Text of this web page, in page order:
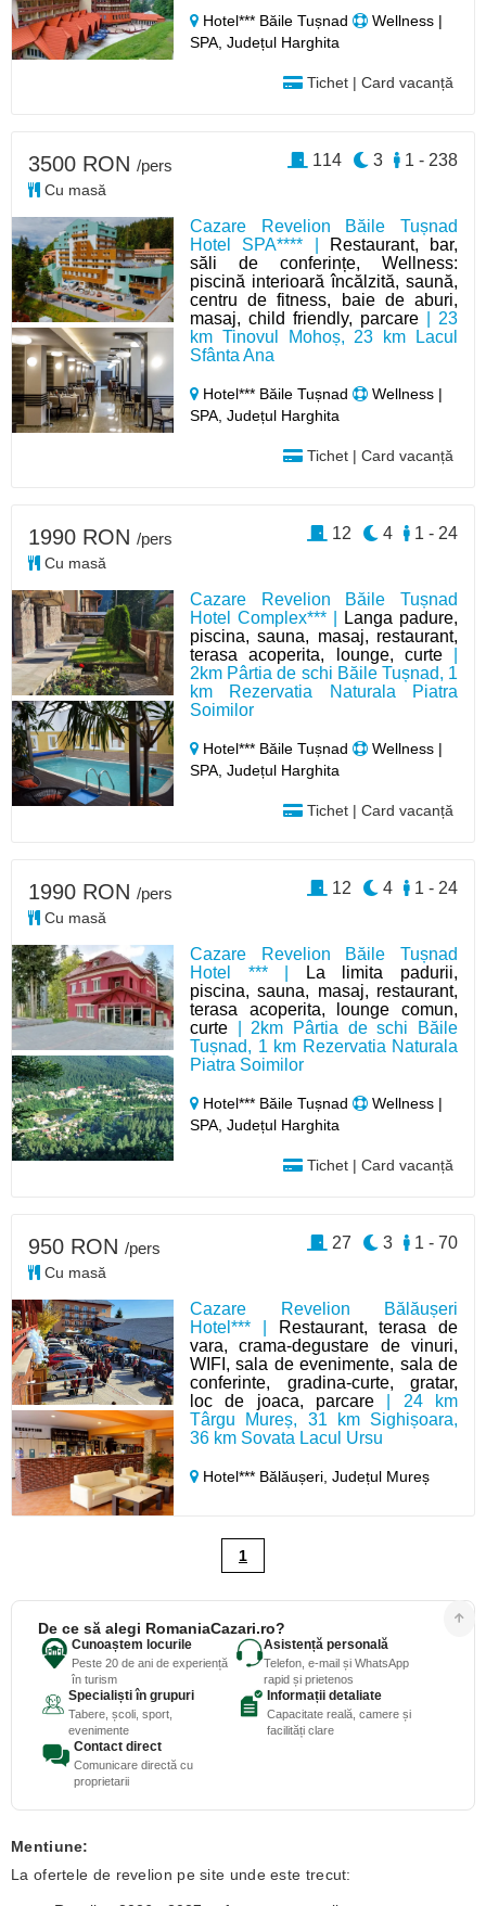
Hotel*** Băile Tușnad
Wellness |
SPA, Județul Harghita
Tichet | Card vacanță
Cazare Revelion Băile Tușnad
Hotel SPA**** |
Restaurant, bar,
săli de conferințe, Wellness:
piscină interioară încălzită, saună,
centru de fitness, baie de aburi,
masaj, child friendly, parcare | 23
km Tinovul Mohoș, 23 km Lacul
Sfânta Ana
Hotel*** Băile Tușnad
Wellness |
SPA, Județul Harghita
Tichet | Card vacanță
3500 RON /pers
Cu masă
1 - 238
3
114
Cazare Revelion Băile Tușnad
Hotel Complex*** |
Langa padure,
piscina, sauna, masaj, restaurant,
terasa acoperita, lounge, curte|
2km Pârtia de schi Băile Tușnad, 1
km Rezervatia Naturala Piatra
Soimilor
Hotel*** Băile Tușnad
Wellness |
SPA, Județul Harghita
Tichet | Card vacanță
1990 RON /pers
Cu masă
1 - 24
4
12
Cazare Revelion Băile Tușnad
Hotel *** |
La limita padurii,
piscina, sauna, masaj, restaurant,
terasa acoperita, lounge comun,
curte | 2km Pârtia de schi Băile
Tușnad, 1 km Rezervatia Naturala
Piatra Soimilor
Hotel*** Băile Tușnad
Wellness |
SPA, Județul Harghita
Tichet | Card vacanță
1990 RON /pers
Cu masă
1 - 24
4
12
Cazare Revelion Bălăușeri
Hotel*** |
Restaurant, terasa de
vara, crama-degustare de vinuri,
WIFI, sala de evenimente, sala de
conferinte, gradina-curte, gratar,
loc de joaca, parcare | 24 km
Târgu Mureș, 31 km Sighișoara,
36 km Sovata Lacul Ursu
Hotel*** Bălăușeri,Județul Mureș
950 RON /pers
Cu masă
1 - 70
3
27
1
De ce să alegi RomaniaCazari.ro?
Cunoaștem locurile
Peste 20 de ani de experiență
în turism
Asistență personală
Telefon, e-mail și WhatsApp
rapid și prietenos
Specialiști în grupuri
Tabere, școli, sport,
evenimente
Informații detaliate
Capacitate reală, camere și
facilități clare
Contact direct
Comunicare directă cu
proprietarii
Mentiune:
La ofertele de revelion pe site unde este trecut: